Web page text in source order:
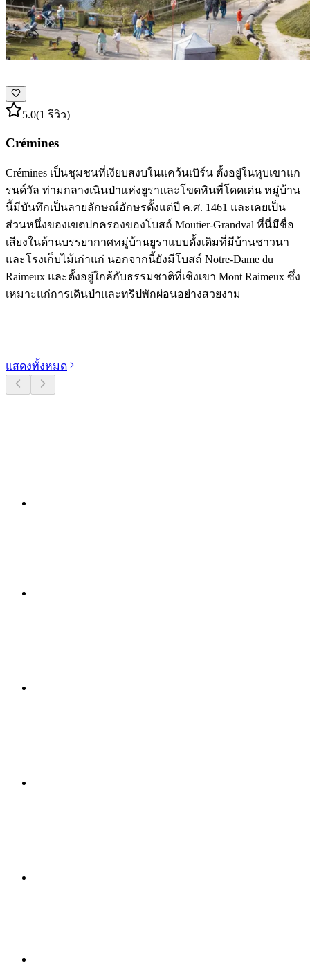
5.0(1 รีวิว)
Crémines
Crémines เป็นชุมชนที่เงียบสงบในแคว้นเบิร์น ตั้งอยู่ในหุบเขาแก
รนด์วัล ท่ามกลางเนินป่าแห่งยูราและโขดหินที่โดดเด่น หมู่บ้าน
นี้มีบันทึกเป็นลายลักษณ์อักษรตั้งแต่ปี ค.ศ. 1461 และเคยเป็น
ส่วนหนึ่งของเขตปกครองของโบสถ์ Moutier-Grandval ที่นี่มีชื่อ
เสียงในด้านบรรยากาศหมู่บ้านยูราแบบดั้งเดิมที่มีบ้านชาวนา
และโรงเก็บไม้เก่าแก่ นอกจากนี้ยังมีโบสถ์ Notre-Dame du
Raimeux และตั้งอยู่ใกล้กับธรรมชาติที่เชิงเขา Mont Raimeux ซึ่ง
เหมาะแก่การเดินป่าและทริปพักผ่อนอย่างสวยงาม
แสดงทั้งหมด